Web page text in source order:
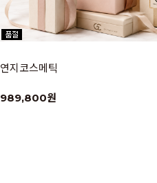
연지코스메틱
989,800원